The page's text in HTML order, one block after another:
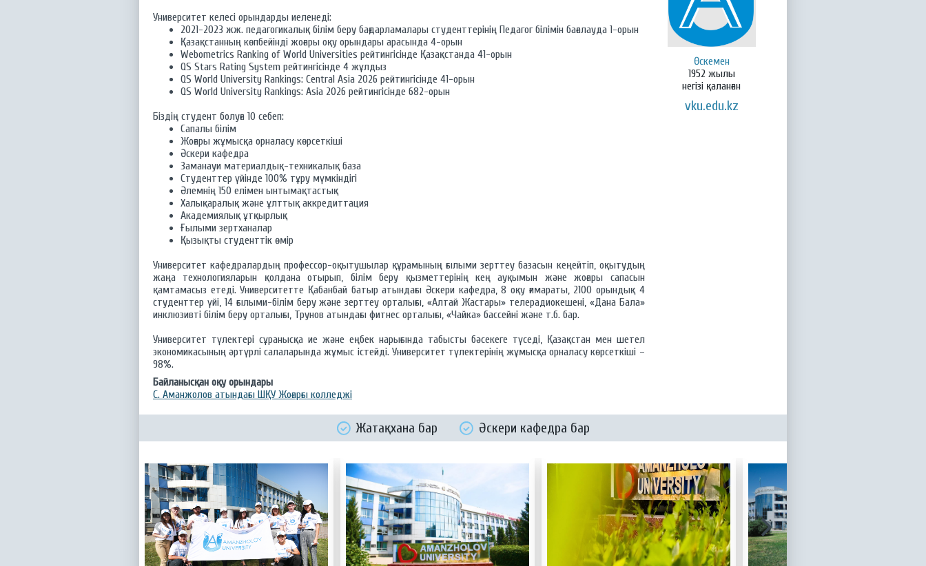
Университет келесі орындарды иеленеді:
2021-2023 жж. педагогикалық білім беру бағдарламалары студенттерінің Педагог білімін бағалауда 1-орын
Қазақстанның көпбейінді жоғары оқу орындары арасында 4-орын
Webometrics Ranking of World Universities рейтингісінде Қазақстанда 41-орын
QS Stars Rating System рейтингісінде 4 жұлдыз
QS World University Rankings: Central Asia 2026 рейтингісінде 41-орын
QS World University Rankings: Asia 2026 рейтингісінде 682-орын
Біздің студент болуға 10 себеп:
Сапалы білім
Жоғары жұмысқа орналасу көрсеткіші
Әскери кафедра
Заманауи материалдық-техникалық база
Студенттер үйінде 100% тұру мүмкіндігі
Әлемнің 150 елімен ынтымақтастық
Халықаралық және ұлттық аккредиттация
Академиялық ұтқырлық
Ғылыми зертханалар
Қызықты студенттік өмір
Университет кафедралардың профессор-оқытушылар құрамының ғылыми зерттеу базасын кеңейтіп, оқытудың
жаңа технологияларын қолдана отырып, білім беру қызметтерінің кең ауқымын және жоғары сапасын
қамтамасыз етеді. Университетте Қабанбай батыр атындағы Әскери кафедра, 8 оқу ғимараты, 2100 орындық 4
студенттер үйі, 14 ғылыми-білім беру және зерттеу орталығы, «Алтай Жастары» телерадиокешені, «Дана Бала»
инклюзивті білім беру орталығы, Трунов атындағы фитнес орталығы, «Чайка» бассейні және т.б. бар.
Университет түлектері сұранысқа ие және еңбек нарығында табысты бәсекеге түседі, Қазақстан мен шетел
экономикасының әртүрлі салаларында жұмыс істейді. Университет түлектерінің жұмысқа орналасу көрсеткіші –
98%.
Байланысқан оқу орындары
C. Аманжолов атындағы ШҚУ Жоғарғы колледжі
Өскемен
1952 жылы
негізі қаланған
vku.edu.kz
Жатақхана бар Әскери кафедра бар